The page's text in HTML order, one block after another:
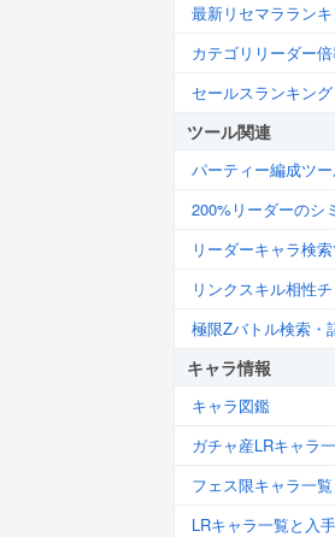
最新リセマララン
カテゴリリーダー
セールスランキング
ツール関連
パーティー編成ツ
200%リーダーのシ
リーダーキャラ検
リンクスキル相性
極限Zバトル検索・
キャラ情報
キャラ図鑑
ガチャ産LRキャラ
フェス限キャラ一
LRキャラ一覧と入